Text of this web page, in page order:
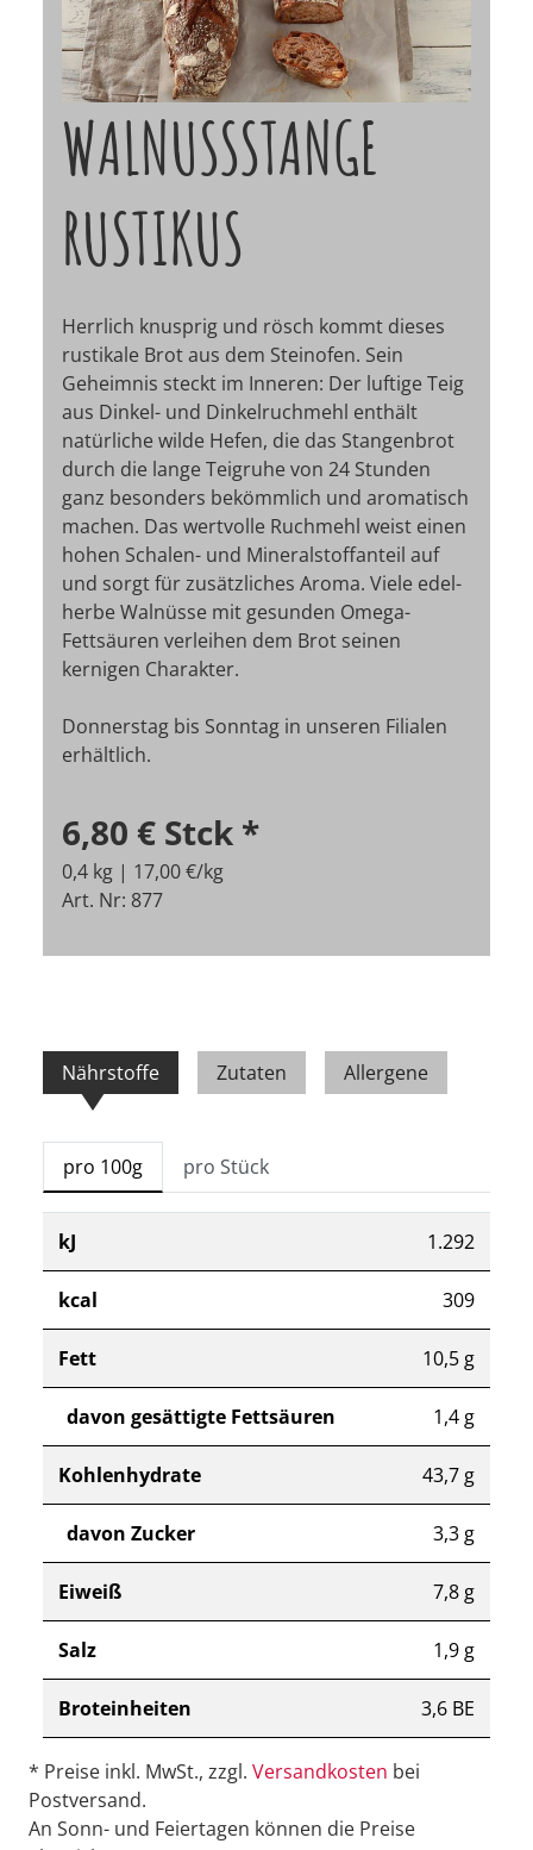
WALNUSSSTANGE
RUSTIKUS
Herrlich knusprig und rösch kommt dieses
rustikale Brot aus dem Steinofen. Sein
Geheimnis steckt im Inneren: Der luftige Teig
aus Dinkel- und Dinkelruchmehl enthält
natürliche wilde Hefen, die das Stangenbrot
durch die lange Teigruhe von 24 Stunden
ganz besonders bekömmlich und aromatisch
machen. Das wertvolle Ruchmehl weist einen
hohen Schalen- und Mineralstoffanteil auf
und sorgt für zusätzliches Aroma. Viele edel-
herbe Walnüsse mit gesunden Omega-
Fettsäuren verleihen dem Brot seinen
kernigen Charakter.
Donnerstag bis Sonntag in unseren Filialen
erhältlich.
6,80 € Stck *
0,4 kg | 17,00 €/kg
Art. Nr: 877
Nährstoffe Zutaten Allergene
pro 100g pro Stück
kJ 1.292
kcal 309
Fett 10,5 g
davon gesättigte Fettsäuren 1,4 g
Kohlenhydrate 43,7 g
davon Zucker 3,3 g
Eiweiß 7,8 g
Salz 1,9 g
Broteinheiten 3,6 BE
* Preise inkl. MwSt., zzgl. Versandkosten bei
Postversand.
An Sonn- und Feiertagen können die Preise